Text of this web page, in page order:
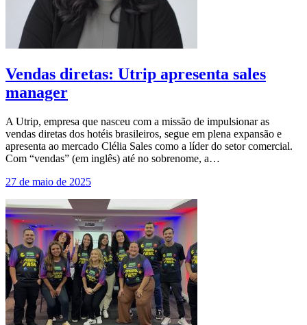
Vendas diretas: Utrip apresenta sales
manager
A Utrip, empresa que nasceu com a missão de impulsionar as
vendas diretas dos hotéis brasileiros, segue em plena expansão e
apresenta ao mercado Clélia Sales como a líder do setor comercial.
Com “vendas” (em inglês) até no sobrenome, a…
27 de maio de 2025